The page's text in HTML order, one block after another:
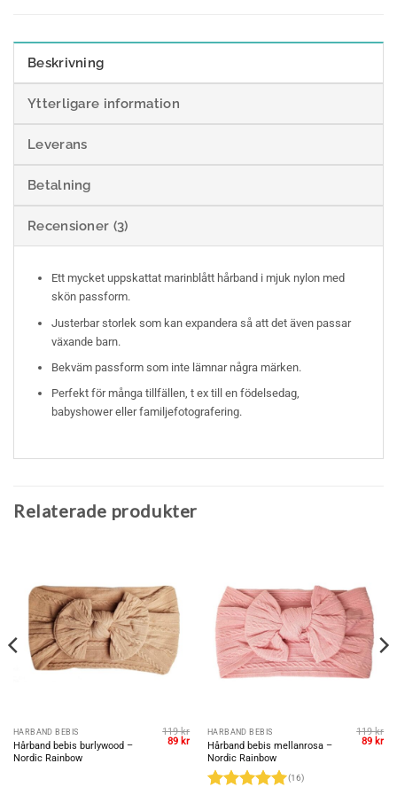
Beskrivning
Ytterligare information
Leverans
Betalning
Recensioner (3)
Ett mycket uppskattat marinblått hårband i mjuk nylon med
skön passform.
Justerbar storlek som kan expandera så att det även passar
växande barn.
Bekväm passform som inte lämnar några märken.
Perfekt för många tillfällen, t ex till en födelsedag,
babyshower eller familjefotografering.
Relaterade produkter
HÅRBAND BEBIS
Hårband bebis burlywood –
Nordic Rainbow
119kr
Det
ursprungliga
89 krDet
nuvarande
priset
89 kr.
HÅRBAND BEBIS
Hårband bebis mellanrosa –
Nordic Rainbow
(16)
119kr
Det
89 kr